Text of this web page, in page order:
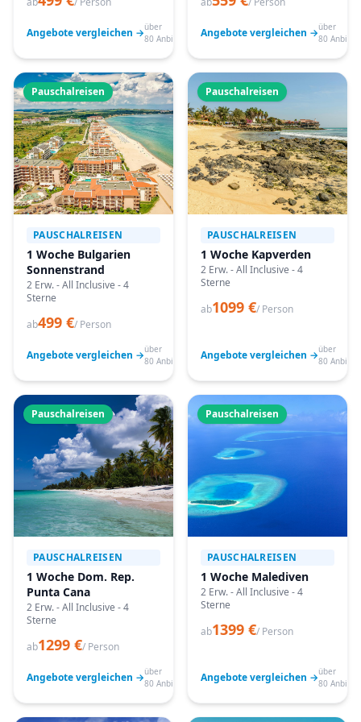
Angebote vergleichen →über
80 Anbieter
Angebote vergleichen →über
80
Pauschalreisen
PAUSCHALREISEN
1 Woche Bulgarien
Sonnenstrand
2 Erw. - All Inclusive - 4
Sterne
ab499 €/ Person
Angebote vergleichen →über
80 Anbieter
Pauschalreisen
PAUSCHALREISEN
1 Woche Kapverden
2 Erw. - All Inclusive - 4
Sterne
ab1099 €/ Person
Angebote vergleichen →über
80
Pauschalreisen
PAUSCHALREISEN
1 Woche Dom. Rep.
Punta Cana
2 Erw. - All Inclusive - 4
Sterne
ab1299 €/ Person
Angebote vergleichen →über
80 Anbieter
Pauschalreisen
PAUSCHALREISEN
1 Woche Malediven
2 Erw. - All Inclusive - 4
Sterne
ab1399 €/ Person
Angebote vergleichen →über
80